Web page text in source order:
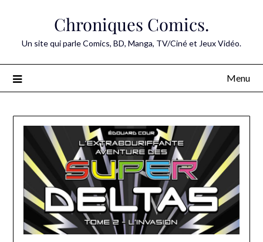
Chroniques Comics.
Un site qui parle Comics, BD, Manga, TV/Ciné et Jeux Vidéo.
Menu